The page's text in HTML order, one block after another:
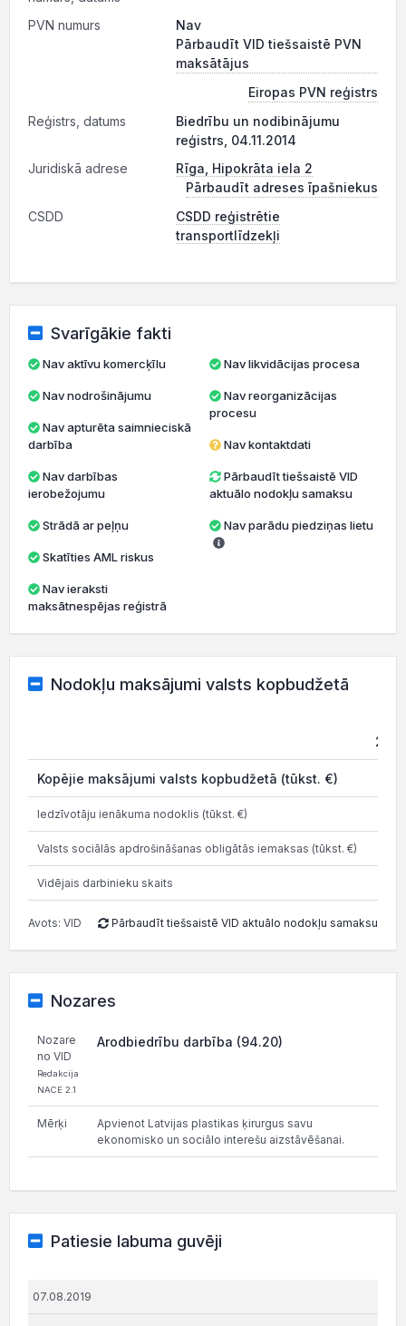
PVN numurs
Nav
Pārbaudīt VID tiešsaistē PVN
maksātājus
Eiropas PVN reģistrs
Reģistrs, datums
Biedrību un nodibinājumu
reģistrs, 04.11.2014
Juridiskā adrese
Rīga, Hipokrāta iela 2
Pārbaudīt adreses īpašniekus
CSDD
CSDD reģistrētie
transportlīdzekļi
Svarīgākie fakti
Nav aktīvu komercķīlu
Nav nodrošinājumu
darbība
ierobežojumu
Strādā ar peļņu
Skatīties AML riskus
maksātnespējas reģistrā
Nav likvidācijas procesa
Nav reorganizācijas
procesu
Nav kontaktdati
Pārbaudīt tiešsaistē VID
aktuālo nodokļu samaksu
Nav parādu piedziņas lietu
Nodokļu maksājumi valsts kopbudžetā
2021
Kopējie maksājumi valsts kopbudžetā (tūkst. €)
Iedzīvotāju ienākuma nodoklis (tūkst. €)
Valsts sociālās apdrošināšanas obligātās iemaksas (tūkst. €)
Vidējais darbinieku skaits
Avots: VID Pārbaudīt tiešsaistē VID aktuālo nodokļu samaksu
Nozares
Nozare
no VID
Redakcija
NACE 2.1
Arodbiedrību darbība (94.20)
Mērķi
Apvienot Latvijas plastikas ķirurgus savu
ekonomisko un sociālo interešu aizstāvēšanai.
Patiesie labuma guvēji
07.08.2019